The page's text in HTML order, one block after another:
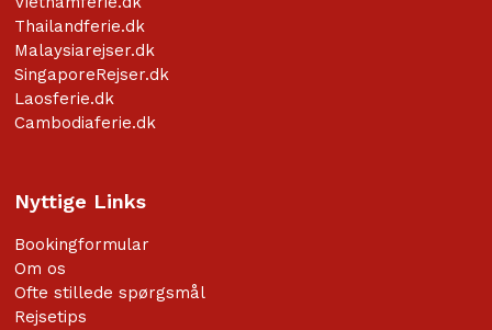
Thailandferie.dk
Malaysiarejser.dk
SingaporeRejser.dk
Laosferie.dk
Cambodiaferie.dk
Nyttige Links
Bookingformular
Om os
Ofte stillede spørgsmål
Rejsetips